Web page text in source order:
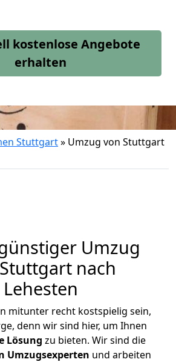
kostenlose Angebote
erhalten
Stuttgart» Umzug von Stuttgart
Umzug
nach
Lehesten
mitunter recht kostspielig sein,
denn wir sind hier, um Ihnen
Lösung zu bieten. Wir sind die
Umzugsexperten und arbeiten